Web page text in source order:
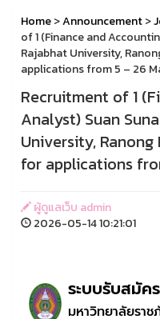
Home>Announcement>
of 1 (Finance and
Rajabhat University,
applications from 5 – 26
Recruitment of 1
Analyst) Suan
University,
for applications
ผู้ดูแลเว็บ admin
2026-05-14 10:21:01